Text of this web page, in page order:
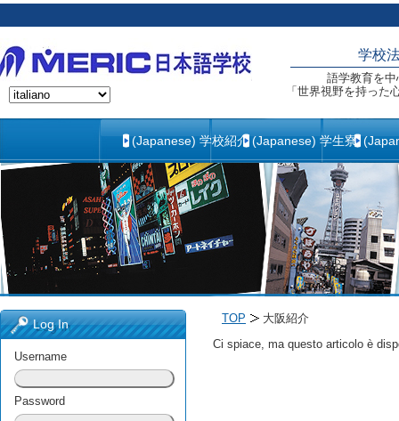
学校
語学教育を
「世界視野を持った
(Japanese) 学校紹介 (Japanese) 学生寮
Log In
Username
Password
TOP
大阪紹介
Ci spiace, ma questo articolo è